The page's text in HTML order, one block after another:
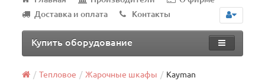
Доставка и оплата
Контакты
Купить оборудование
Тепловое Жарочные шкафы Kayman